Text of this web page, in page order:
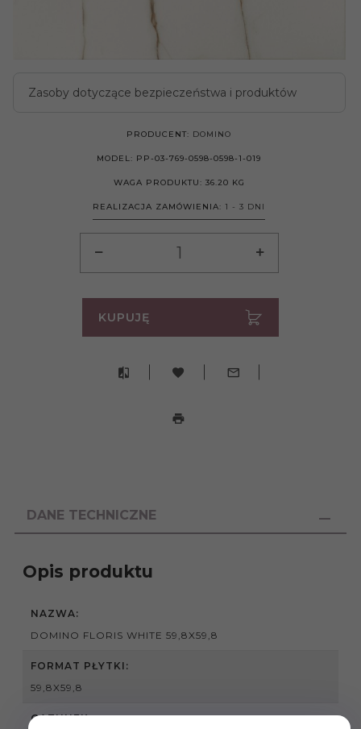
Zasoby dotyczące bezpieczeństwa i produktów
PRODUCENT: DOMINO
MODEL: PP-03-769-0598-0598-1-019
WAGA PRODUKTU: 36.20 KG
REALIZACJA ZAMÓWIENIA:1 - 3 DNI
KUPUJĘ
DANE TECHNICZNE
Opis produktu
NAZWA:
DOMINO FLORIS WHITE 59,8X59,8
FORMAT PŁYTKI:
59,8X59,8
GATUNEK: